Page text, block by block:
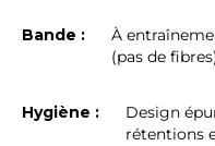
Bande :
À
(pas de
Hygiène :
Design
rétentions